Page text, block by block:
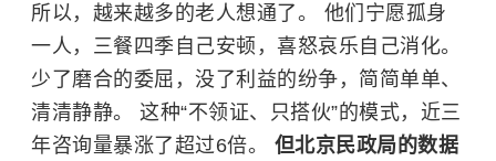
所以，越来越多的老人想通了。 他们宁愿孤身
一人，三餐四季自己安顿，喜怒哀乐自己消化。
少了磨合的委屈，没了利益的纷争，简简单单、
清清静静。 这种“不领证、只搭伙”的模式，近三
年咨询量暴涨了超过6倍。 但北京民政局的数据